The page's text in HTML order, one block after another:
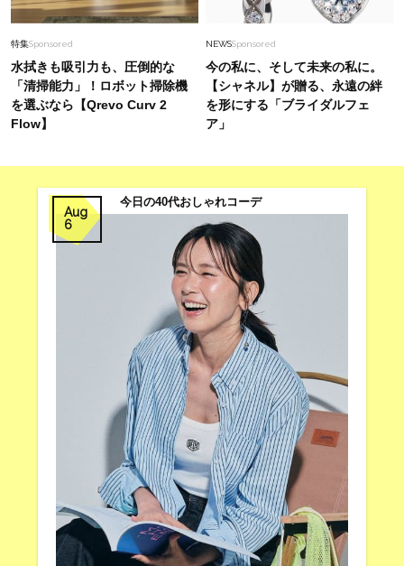
40代、翌朝の肌が見違える！夏の「ざらつき・
ごわつき」をケアする名品2選〈パック・ミス
特集Sponsored
水拭きも吸引力も、圧倒的な
「清掃能力」！ロボット掃除機
を選ぶなら【Qrevo Curv 2
Flow】
NEWSSponsored
今の私に、そして未来の私に。
【シャネル】が贈る、永遠の絆
を形にする「ブライダルフェ
ア」
Aug
6
今日の40代おしゃれコーデ